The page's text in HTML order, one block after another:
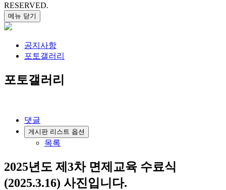
RESERVED.
메뉴 닫기
공지사항
포토갤러리
포토갤러리
댓글
게시판 리스트 옵션
목록
2025년도 제3차 면제교육 수료식
(2025.3.16) 사진입니다.